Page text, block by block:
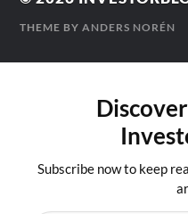
THEME BYANDERS NORÉN
Subscribe now to keep